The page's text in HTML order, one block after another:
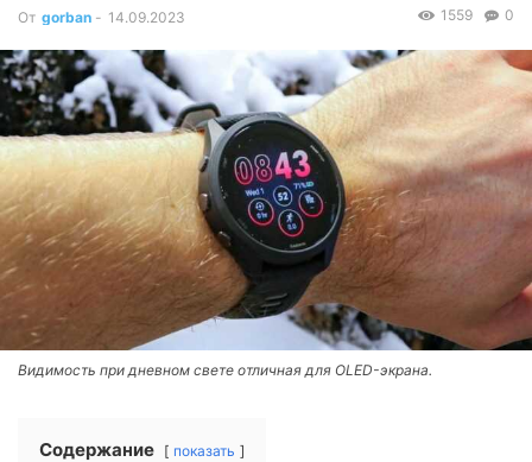
От gorban - 14.09.2023 0
1559
Видимость при дневном свете отличная для OLED-экрана.
Содержание показать